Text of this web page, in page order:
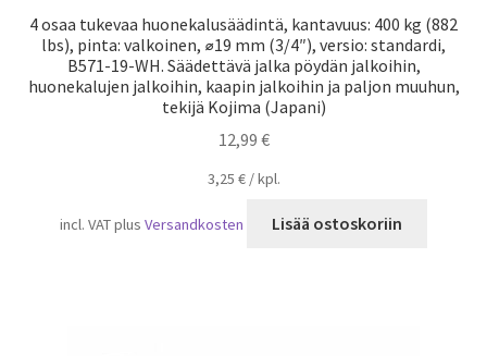
4 osaa tukevaa huonekalusäädintä, kantavuus: 400 kg (882
lbs), pinta: valkoinen, ⌀19 mm (3/4″), versio: standardi,
B571-19-WH. Säädettävä jalka pöydän jalkoihin,
huonekalujen jalkoihin, kaapin jalkoihin ja paljon muuhun,
tekijä Kojima (Japani)
12,99 €
3,25 €/kpl.
incl. VATplusVersandkosten Lisää ostoskoriin